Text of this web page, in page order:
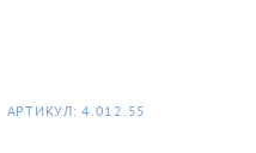
АРТИКУЛ: 4.012.55